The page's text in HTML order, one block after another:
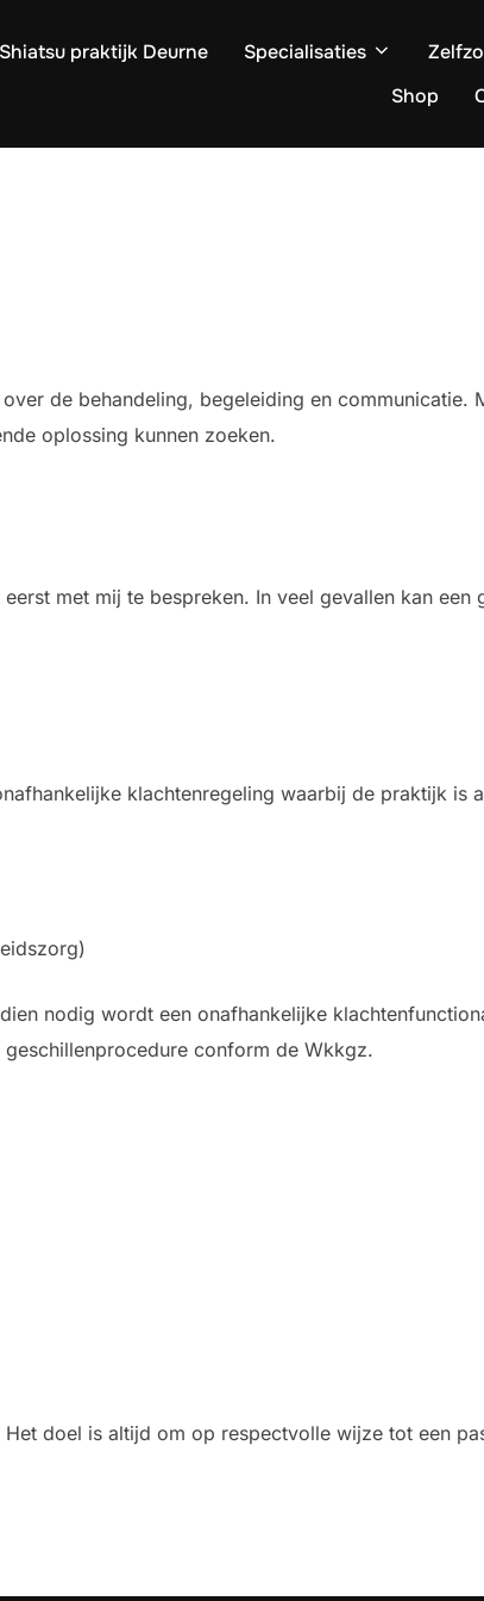
praktijk Deurne Specialisaties
Shop
de behandeling, begeleiding en communicatie.
oplossing kunnen zoeken.
met mij te bespreken. In veel gevallen kan een
klachtenregeling waarbij de praktijk is
nodig wordt een onafhankelijke
conform de Wkkgz.
doel is altijd om op respectvolle wijze tot een